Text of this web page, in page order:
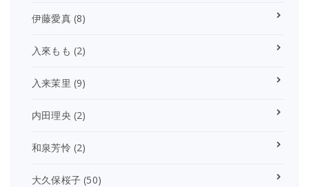
伊藤愛真(8)
入來もも (2)
入来茉里 (9)
内田理央 (2)
和泉芳怜 (2)
大久保桜子 (50)